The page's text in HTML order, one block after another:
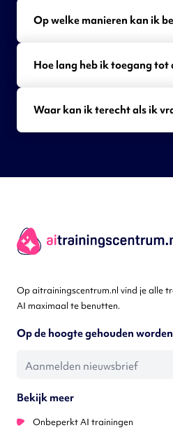
Op welke manieren kan ik
Hoe lang heb ik toegang tot
Waar kan ik terecht als ik
Bekijk meer
Onbeperkt AI trainingen
Op aitrainingscentrum.nl vind je alle
AI maximaal te benutten.
Op de hoogte gehouden